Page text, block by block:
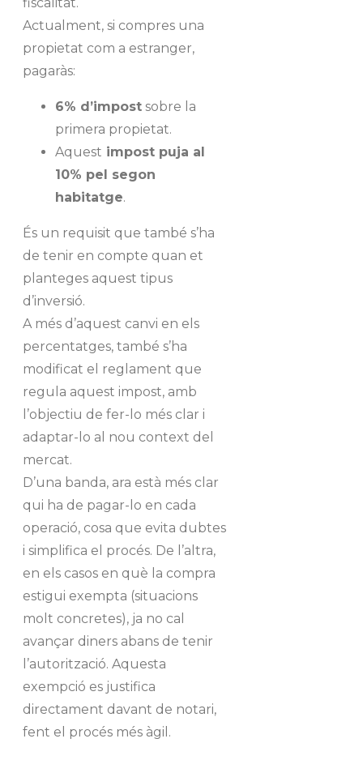
Actualment, si compres una
propietat com a estranger,
pagaràs:
6% d’impost sobre la
primera propietat.
Aquest impost puja al
10% pel segon
habitatge.
És un requisit que també s’ha
de tenir en compte quan et
planteges aquest tipus
d’inversió.
A més d’aquest canvi en els
percentatges, també s’ha
modificat el reglament que
regula aquest impost, amb
l’objectiu de fer-lo més clar i
adaptar-lo al nou context del
mercat.
D’una banda, ara està més clar
qui ha de pagar-lo en cada
operació, cosa que evita dubtes
i simplifica el procés. De l’altra,
en els casos en què la compra
estigui exempta (situacions
molt concretes), ja no cal
avançar diners abans de tenir
l’autorització. Aquesta
exempció es justifica
directament davant de notari,
fent el procés més àgil.